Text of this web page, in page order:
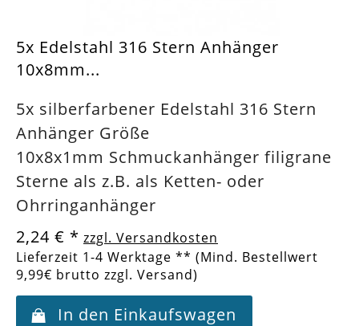
5x Edelstahl 316 Stern Anhänger
10x8mm...
5x silberfarbener Edelstahl 316 Stern
Anhänger Größe
10x8x1mm Schmuckanhänger filigrane
Sterne als z.B. als Ketten- oder
Ohrringanhänger
2,24 € * zzgl. Versandkosten
Lieferzeit 1-4 Werktage ** (Mind. Bestellwert
9,99€ brutto zzgl. Versand)
In den Einkaufswagen